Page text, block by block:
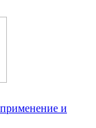
и